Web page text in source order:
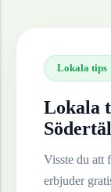
Lokala tips
Lokala
Visste du att
erbjuder